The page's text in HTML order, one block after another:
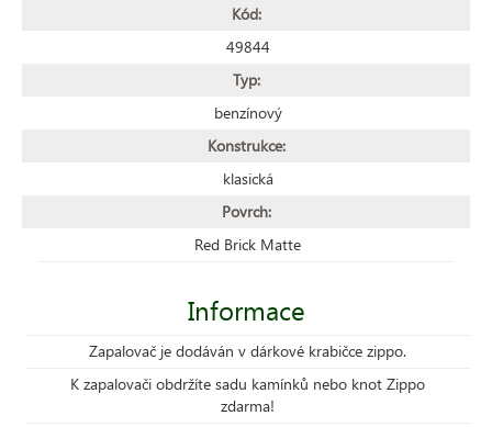
Kód:
49844
Typ:
benzínový
Konstrukce:
klasická
Povrch:
Red Brick Matte
Informace
Zapalovač je dodáván v dárkové krabičce zippo.
K zapalovači obdržíte sadu kamínků nebo knot Zippo
zdarma!